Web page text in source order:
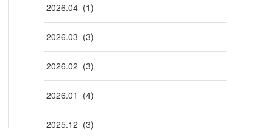
2026.04 (1)
2026.03 (3)
2026.02 (3)
2026.01 (4)
2025.12 (3)